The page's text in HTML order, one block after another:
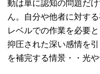
動は単に認知の問題だ
ん。自分や他者に対す
レベルでの作業を必要
抑圧された深い感情を
を補完する情景・・光や